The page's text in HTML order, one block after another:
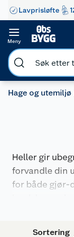
Lavprisløfte
Meny
Hage og utemiljø
Heller gir
forvandle din
for både gjør-
kreativitet
deg inspirere
Sortering